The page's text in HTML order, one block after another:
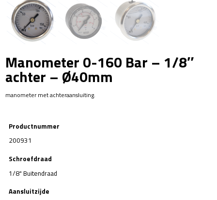
Manometer 0-160 Bar – 1/8″
achter – Ø40mm
manometer met achteraansluiting.
Productnummer
200931
Schroefdraad
1/8" Buitendraad
Aansluitzijde